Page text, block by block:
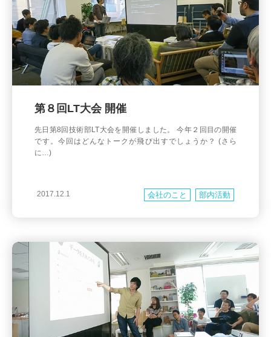
第８回LT大会 開催
先日第8回技術部LT大会を開催しました。 今年２回目の開催
です。今回はどんなトークが飛び出すでしょうか？ (さら
に…)
2017.12.1 会社のこと 部内活動